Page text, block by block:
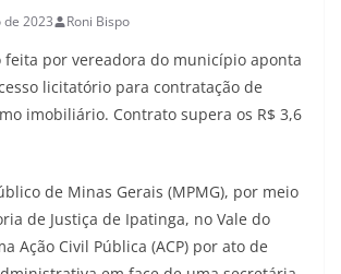
2023 Roni Bispo
feita por vereadora do município aponta
licitatório para contratação de
imobiliário. Contrato supera os R$ 3,6
de Minas Gerais (MPMG), por meio
de Justiça de Ipatinga, no Vale do
Ação Civil Pública (ACP) por ato de